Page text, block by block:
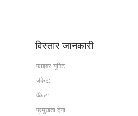
विस्तार जानकारी
फाइबर यूनिट:
जैकेट:
पैकेट:
प्रमुखता देना: